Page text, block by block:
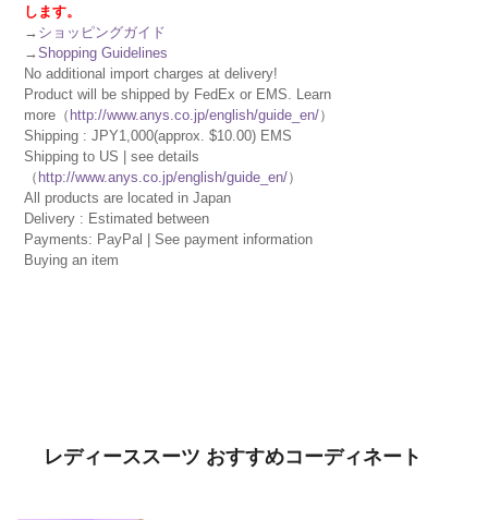
します。
→ ショッピングガイド
→Shopping Guidelines
No additional import charges at delivery!
Product will be shipped by FedEx or EMS. Learn
more（ http://www.anys.co.jp/english/guide_en/）
Shipping : JPY1,000(approx. $10.00) EMS
Shipping to US | see details
（ http://www.anys.co.jp/english/guide_en/）
All products are located in Japan
Delivery : Estimated between
Payments: PayPal | See payment information
Buying an item
レディーススーツ おすすめコーディネート